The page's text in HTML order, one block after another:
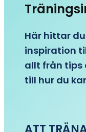
Här hittar
inspiration
allt från tips
till hur du